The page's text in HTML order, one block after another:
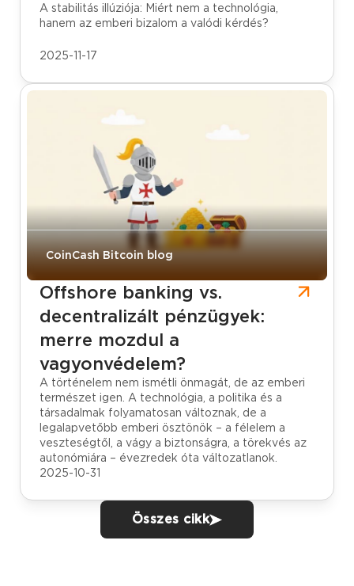
A stabilitás illúziója: Miért nem a technológia,
hanem az emberi bizalom a valódi kérdés?
2025-11-17
CoinCash Bitcoin blog
Offshore banking vs.
decentralizált pénzügyek:
merre mozdul a
vagyonvédelem?
A történelem nem ismétli önmagát, de az emberi
természet igen. A technológia, a politika és a
társadalmak folyamatosan változnak, de a
legalapvetőbb emberi ösztönök – a félelem a
veszteségtől, a vágy a biztonságra, a törekvés az
autonómiára – évezredek óta változatlanok.
2025-10-31
Összes cikk